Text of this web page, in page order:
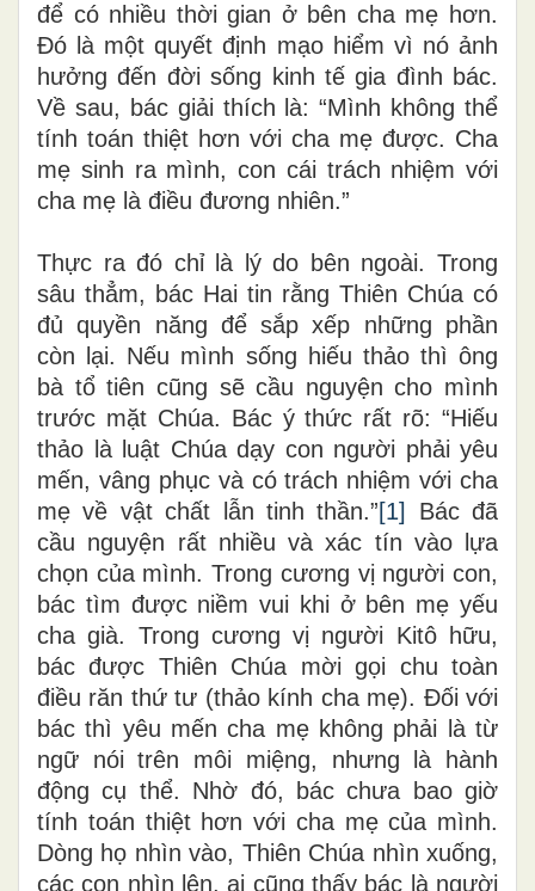
để có nhiều thời gian ở bên cha mẹ hơn.
Đó là một quyết định mạo hiểm vì nó ảnh
hưởng đến đời sống kinh tế gia đình bác.
Về sau, bác giải thích là: “Mình không thể
tính toán thiệt hơn với cha mẹ được. Cha
mẹ sinh ra mình, con cái trách nhiệm với
cha mẹ là điều đương nhiên.”
Thực ra đó chỉ là lý do bên ngoài. Trong
sâu thẳm, bác Hai tin rằng Thiên Chúa có
đủ quyền năng để sắp xếp những phần
còn lại. Nếu mình sống hiếu thảo thì ông
bà tổ tiên cũng sẽ cầu nguyện cho mình
trước mặt Chúa. Bác ý thức rất rõ: “Hiếu
thảo là luật Chúa dạy con người phải yêu
mến, vâng phục và có trách nhiệm với cha
mẹ về vật chất lẫn tinh thần.”[1] Bác đã
cầu nguyện rất nhiều và xác tín vào lựa
chọn của mình. Trong cương vị người con,
bác tìm được niềm vui khi ở bên mẹ yếu
cha già. Trong cương vị người Kitô hữu,
bác được Thiên Chúa mời gọi chu toàn
điều răn thứ tư (thảo kính cha mẹ). Đối với
bác thì yêu mến cha mẹ không phải là từ
ngữ nói trên môi miệng, nhưng là hành
động cụ thể. Nhờ đó, bác chưa bao giờ
tính toán thiệt hơn với cha mẹ của mình.
Dòng họ nhìn vào, Thiên Chúa nhìn xuống,
các con nhìn lên, ai cũng thấy bác là người